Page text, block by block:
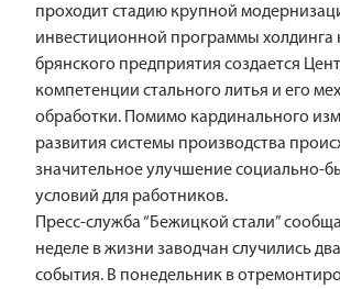
проходит стадию крупной
инвестиционной программы холдинга
брянского предприятия создается
компетенции стального литья и его
обработки. Помимо кардинального
развития системы производства
значительное улучшение социально-
условий для работников.
Пресс-служба “Бежицкой стали”
неделе в жизни заводчан случились
события. В понедельник в